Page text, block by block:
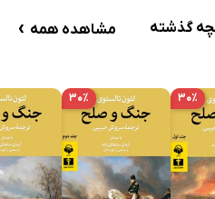
گذشته
مشاهده همه ›
۳۰٪ ۳۰٪